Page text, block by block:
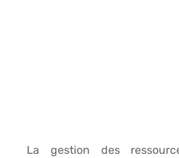
La gestion des